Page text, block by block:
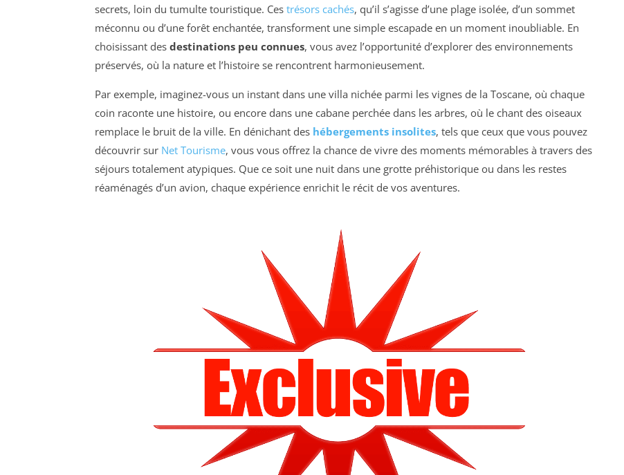
secrets, loin du tumulte touristique. Ces trésors cachés, qu’il s’agisse d’une plage isolée, d’un sommet
méconnu ou d’une forêt enchantée, transforment une simple escapade en un moment inoubliable. En
choisissant des destinations peu connues, vous avez l’opportunité d’explorer des environnements
préservés, où la nature et l’histoire se rencontrent harmonieusement.
Par exemple, imaginez-vous un instant dans une villa nichée parmi les vignes de la Toscane, où chaque
coin raconte une histoire, ou encore dans une cabane perchée dans les arbres, où le chant des oiseaux
remplace le bruit de la ville. En dénichant des hébergements insolites, tels que ceux que vous pouvez
découvrir sur Net Tourisme, vous vous offrez la chance de vivre des moments mémorables à travers des
séjours totalement atypiques. Que ce soit une nuit dans une grotte préhistorique ou dans les restes
réaménagés d’un avion, chaque expérience enrichit le récit de vos aventures.